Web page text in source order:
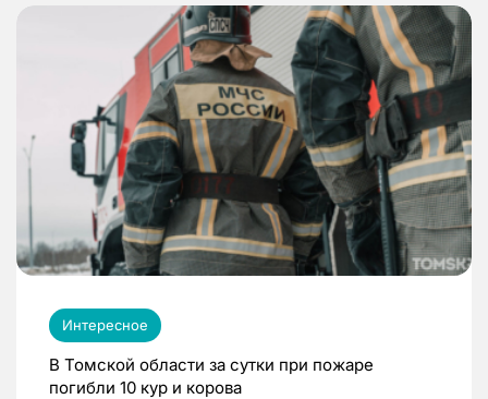
Интересное
В Томской области за сутки при пожаре
погибли 10 кур и корова